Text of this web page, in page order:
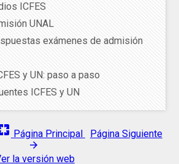
ICFES
UNAL
exámenes de admisión
y UN: paso a paso
ICFES y UN
Página Principal Página Siguiente
arrow_forward
la versión web